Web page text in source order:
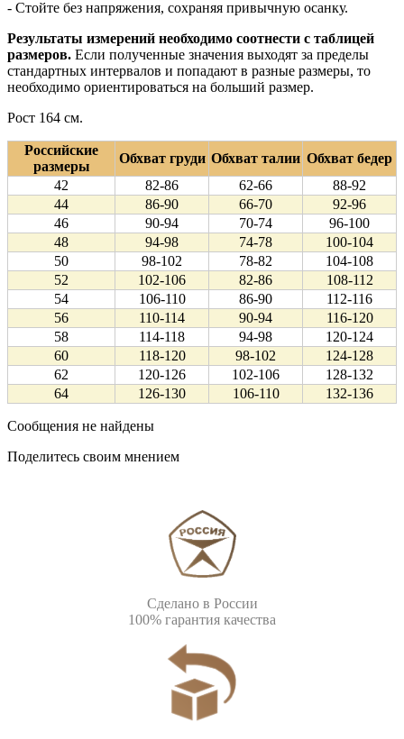
- Стойте без напряжения, сохраняя привычную осанку.
Результаты измерений необходимо соотнести с таблицей
размеров. Если полученные значения выходят за пределы
стандартных интервалов и попадают в разные размеры, то
необходимо ориентироваться на больший размер.
Рост 164 см.
Российские
размеры
Обхват груди Обхват талии Обхват бедер
42
82-86 62-66
88-92
44
86-90 66-70
92-96
46
90-94 70-74
96-100
48
94-98 74-78
100-104
50
98-102 78-82
104-108
52
102-106 82-86
108-112
54
106-110 86-90
112-116
56
110-114 90-94
116-120
58
114-118 94-98
120-124
60
118-120 98-102
124-128
62
120-126 102-106
128-132
64
126-130 106-110 132-136
Сообщения не найдены
Поделитесь своим мнением
Сделано в России
100% гарантия качества